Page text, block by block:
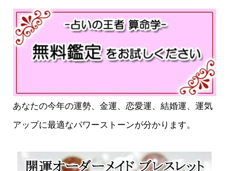
あなたの今年の運勢、金運、恋愛運、結婚運、運気
アップに最適なパワーストーンが分かります。